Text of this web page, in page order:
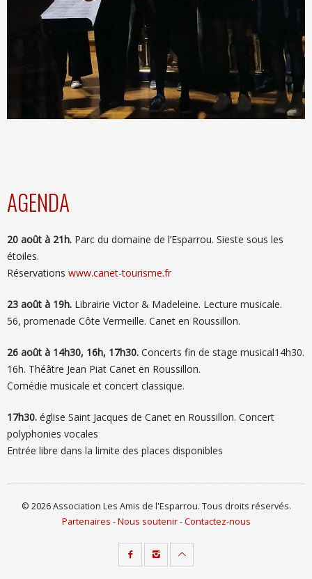
AGENDA
20 août à 21h. Parc du domaine de l’Esparrou. Sieste sous les
étoiles.
Réservations www.canet-tourisme.fr
23 août à 19h. Librairie Victor & Madeleine. Lecture musicale.
56, promenade Côte Vermeille. Canet en Roussillon.
26 août à 14h30, 16h, 17h30. Concerts fin de stage musical14h30.
16h. Théâtre Jean Piat Canet en Roussillon.
Comédie musicale et concert classique.
17h30. église Saint Jacques de Canet en Roussillon. Concert
polyphonies vocales
Entrée libre dans la limite des places disponibles
© 2026 Association Les Amis de l'Esparrou. Tous droits réservés.
Partenaires -Nous soutenir-Contactez-nous